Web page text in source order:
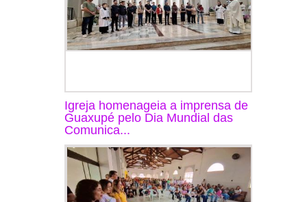
Igreja homenageia a imprensa de
Guaxupé pelo Dia Mundial das
Comunica...